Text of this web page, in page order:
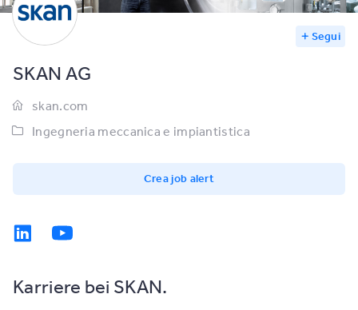
Segui
SKAN AG
skan.com
Ingegneria meccanica e impiantistica
Crea job alert
Karriere bei SKAN.